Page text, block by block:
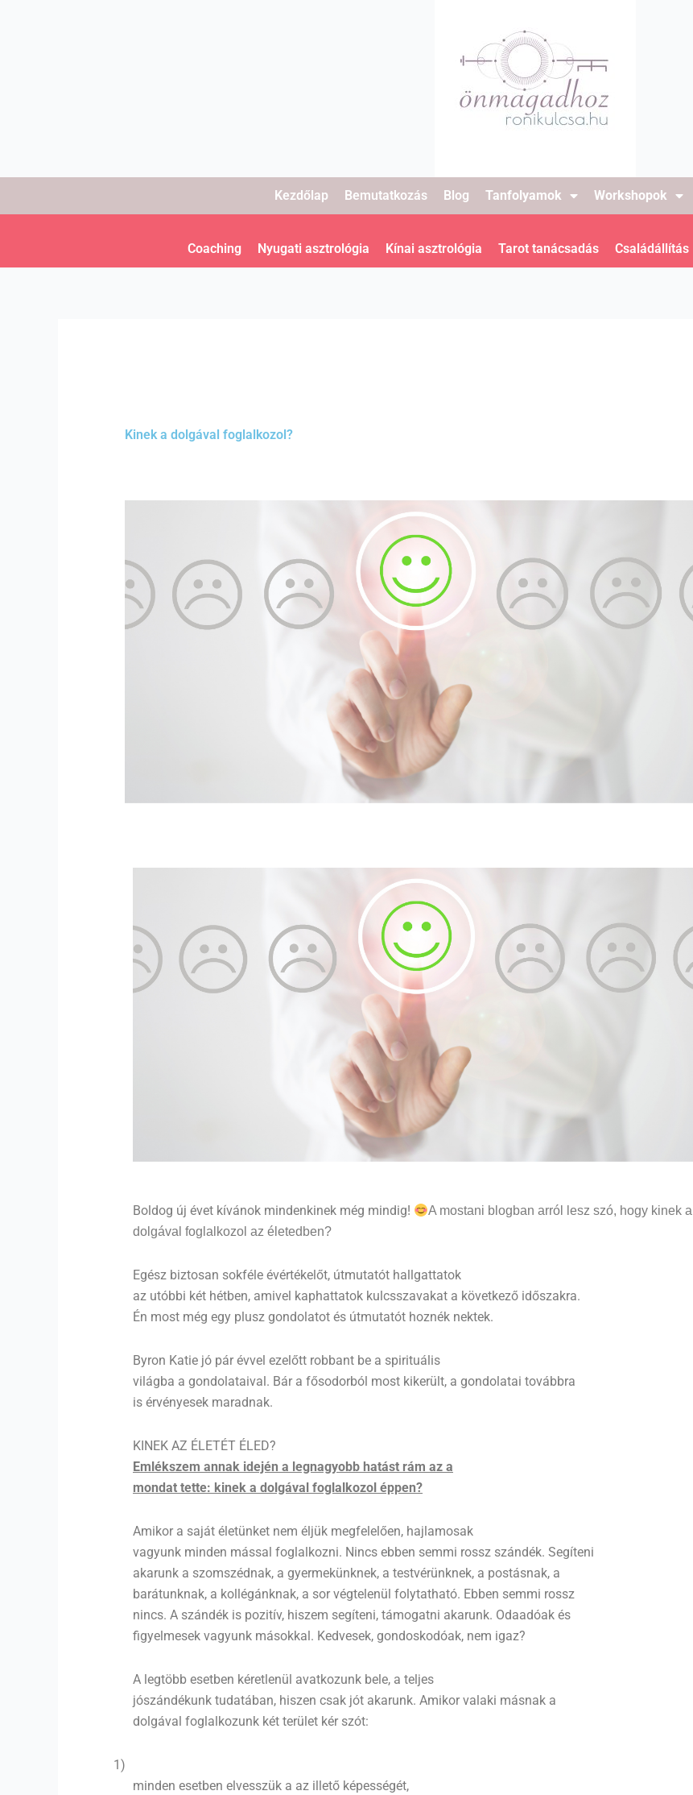
Kezdőlap Bemutatkozás Blog Tanfolyamok Workshopok
Coaching Nyugati asztrológia Kínai asztrológia Tarot tanácsadás Családállítás
Kinek a dolgával foglalkozol?
Boldog új évet kívánok mindenkinek még mindig!
A mostani blogban arról lesz szó, hogy kinek a
dolgával foglalkozol az életedben?
Egész biztosan sokféle évértékelőt, útmutatót hallgattatok
az utóbbi két hétben, amivel kaphattatok kulcsszavakat a következő időszakra.
Én most még egy plusz gondolatot és útmutatót hoznék nektek.
Byron Katie jó pár évvel ezelőtt robbant be a spirituális
világba a gondolataival. Bár a fősodorból most kikerült, a gondolatai továbbra
is érvényesek maradnak.
KINEK AZ ÉLETÉT ÉLED?
Emlékszem annak idején a legnagyobb hatást rám az a
mondat tette: kinek a dolgával foglalkozol éppen?
Amikor a saját életünket nem éljük megfelelően, hajlamosak
vagyunk minden mással foglalkozni. Nincs ebben semmi rossz szándék. Segíteni
akarunk a szomszédnak, a gyermekünknek, a testvérünknek, a postásnak, a
barátunknak, a kollégánknak, a sor végtelenül folytatható. Ebben semmi rossz
nincs. A szándék is pozitív, hiszem segíteni, támogatni akarunk. Odaadóak és
figyelmesek vagyunk másokkal. Kedvesek, gondoskodóak, nem igaz?
A legtöbb esetben kéretlenül avatkozunk bele, a teljes
jószándékunk tudatában, hiszen csak jót akarunk. Amikor valaki másnak a
dolgával foglalkozunk két terület kér szót:
1)
minden esetben elvesszük a az illető képességét,